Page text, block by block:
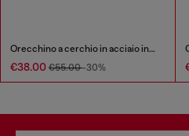
Orecchino a cerchio in acciaio inossidabile
€38.00 €55.00-30%